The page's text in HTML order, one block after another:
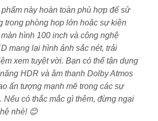
này hoàn toàn phù hợp để sử
trong phòng họp lớn hoặc sự kiện
hình 100 inch và công nghệ
mang lại hình ảnh sắc nét, trải
xem tuyệt vời. Bạn có thể tận dụng
HDR và âm thanh Dolby Atmos
ấn tượng mạnh mẽ trong các sự
Nếu có thắc mắc gì thêm, đừng ngại
nhé! 😊